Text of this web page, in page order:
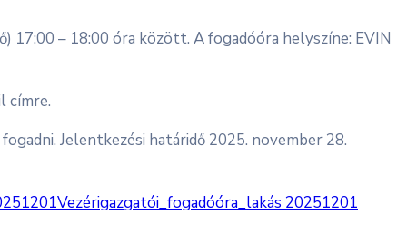
– 18:00 óra között. A fogadóóra helyszíne: EVIN
címre.
Jelentkezési határidő 2025. november 28.
20251201